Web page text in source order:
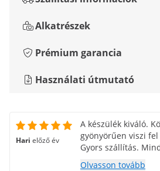
Alkatrészek
Prémium garancia
Használati útmutató
Hari előző év
A készülék kiváló.
gyönyörűen viszi
Gyors szállítás.
teljesítette.
Olvasson tovább